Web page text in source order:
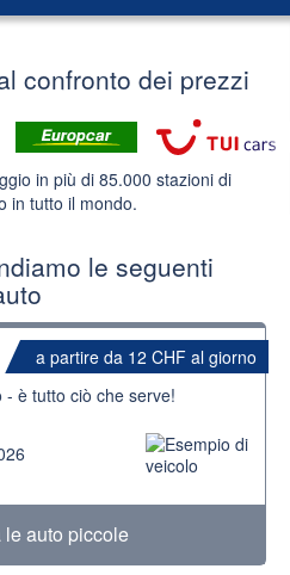
confronto dei prezzi
in più di 85.000 stazioni di
in tutto il mondo.
le seguenti
a partire da 12 CHF al giorno
- è tutto ciò che serve!
le auto piccole